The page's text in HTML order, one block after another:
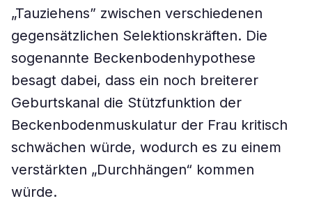
„Tauziehens” zwischen verschiedenen
gegensätzlichen Selektionskräften. Die
sogenannte Beckenbodenhypothese
besagt dabei, dass ein noch breiterer
Geburtskanal die Stützfunktion der
Beckenbodenmuskulatur der Frau kritisch
schwächen würde, wodurch es zu einem
verstärkten „Durchhängen“ kommen
würde.